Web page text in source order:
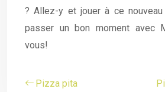
? Allez-y et jouer à ce
passer un bon moment avec
vous!
Pizza pita